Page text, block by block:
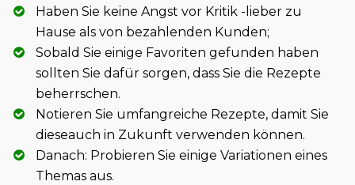
Haben Sie keine Angst vor Kritik -lieber zu
Hause als von bezahlenden Kunden;
Sobald Sie einige Favoriten gefunden haben
sollten Sie dafür sorgen, dass Sie die Rezepte
beherrschen.
Notieren Sie umfangreiche Rezepte, damit Sie
dieseauch in Zukunft verwenden können.
Danach: Probieren Sie einige Variationen eines
Themas aus.